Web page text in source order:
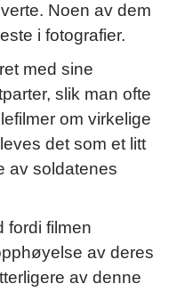
Noen av dem
i fotografier.
med sine
slik man ofte
om virkelige
det som et litt
av soldatenes
fordi filmen
av deres
av denne